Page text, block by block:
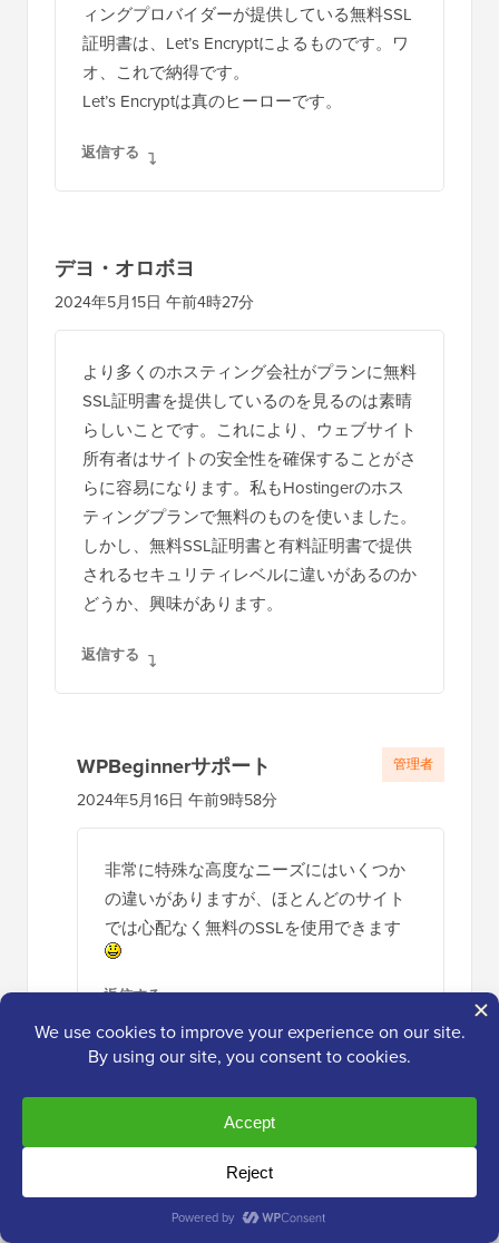
ィングプロバイダーが提供している無料SSL
証明書は、Let’s Encryptによるものです。ワ
オ、これで納得です。
Let’s Encryptは真のヒーローです。
返信する
デヨ・オロボヨ
2024年5月15日 午前4時27分
より多くのホスティング会社がプランに無料
SSL証明書を提供しているのを見るのは素晴
らしいことです。これにより、ウェブサイト
所有者はサイトの安全性を確保することがさ
らに容易になります。私もHostingerのホス
ティングプランで無料のものを使いました。
しかし、無料SSL証明書と有料証明書で提供
されるセキュリティレベルに違いがあるのか
どうか、興味があります。
返信する
WPBeginnerサポート
2024年5月16日 午前9時58分
非常に特殊な高度なニーズにはいくつか
の違いがありますが、ほとんどのサイト
では心配なく無料のSSLを使用できます
返信する
管理者
2024年5月16日 午後2:32
回答ありがとうございます。それが何